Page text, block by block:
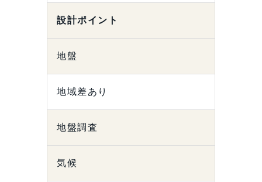
設計ポイント
地盤
地域差あり
地盤調査
気候